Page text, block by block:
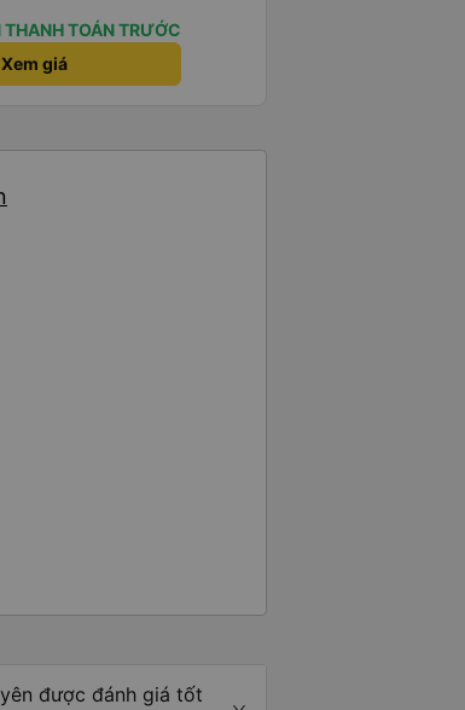
TOÁN TRƯỚC
Xem giá
được đánh giá tốt